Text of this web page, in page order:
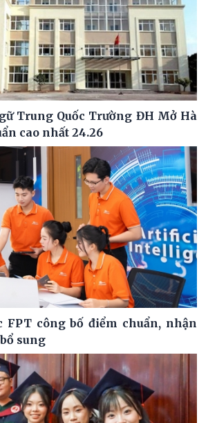
Trung Quốc Trường ĐH Mở Hà
cao nhất 24.26
FPT công bố điểm chuẩn, nhận
sung